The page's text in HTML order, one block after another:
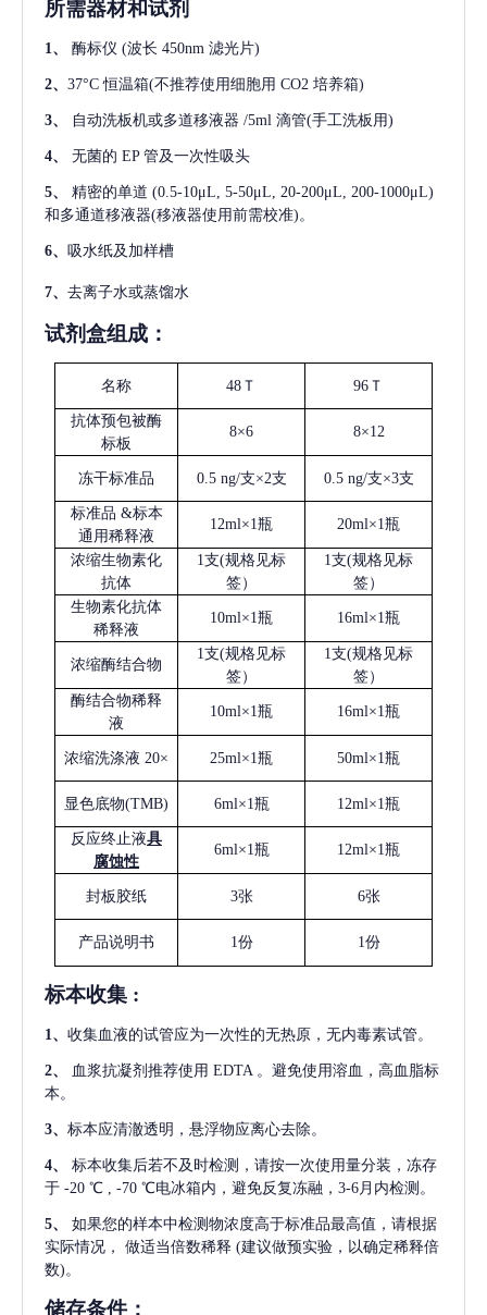
所需器材和试剂
1、 酶标仪 (波长 450nm 滤光片)
2、 37°C 恒温箱(不推荐使用细胞用 CO2 培养箱)
3、 自动洗板机或多道移液器 /5ml 滴管(手工洗板用)
4、 无菌的 EP 管及一次性吸头
5、 精密的单道 (0.5-10μL, 5-50μL, 20-200μL, 200-1000μL)
和多通道移液器(移液器使用前需校准)。
6、 吸水纸及加样槽
7、 去离子水或蒸馏水
试剂盒组成：
名称 48Ｔ 96Ｔ
抗体预包被酶
标板
8×6 8×12
冻干标准品 0.5 ng/支×2支 0.5 ng/支×3支
标准品 &标本
通用稀释液
12ml×1瓶 20ml×1瓶
浓缩生物素化
抗体
1支(规格见标
签）
1支(规格见标
签）
生物素化抗体
稀释液
10ml×1瓶 16ml×1瓶
浓缩酶结合物
1支(规格见标
签）
1支(规格见标
签）
酶结合物稀释
液
10ml×1瓶 16ml×1瓶
浓缩洗涤液 20× 25ml×1瓶 50ml×1瓶
显色底物(TMB) 6ml×1瓶 12ml×1瓶
反应终止液具
腐蚀性
6ml×1瓶 12ml×1瓶
封板胶纸 3张 6张
产品说明书 1份 1份
标本收集 :
1 、 收集血液的试管应为一次性的无热原，无内毒素试管。
2、 血浆抗凝剂推荐使用 EDTA 。避免使用溶血，高血脂标
本。
3、 标本应清澈透明，悬浮物应离心去除。
4、
标本收集后若不及时检测，请按一次使用量分装，冻存
于 -20 ℃ , -70 ℃电冰箱内，避免反复冻融，3-6月内检测。
5、
如果您的样本中检测物浓度高于标准品最高值，请根据
实际情况，
做适当倍数稀释 (建议做预实验，以确定稀释倍
数)。
储存条件：